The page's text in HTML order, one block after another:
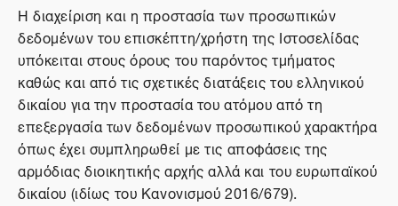
Η διαχείριση και η προστασία των προσωπικών
δεδομένων του επισκέπτη/χρήστη της Ιστοσελίδας
υπόκειται στους όρους του παρόντος τμήματος
καθώς και από τις σχετικές διατάξεις του ελληνικού
δικαίου για την προστασία του ατόμου από τη
επεξεργασία των δεδομένων προσωπικού χαρακτήρα
όπως έχει συμπληρωθεί με τις αποφάσεις της
αρμόδιας διοικητικής αρχής αλλά και του ευρωπαϊκού
δικαίου (ιδίως του Κανονισμού 2016/679).